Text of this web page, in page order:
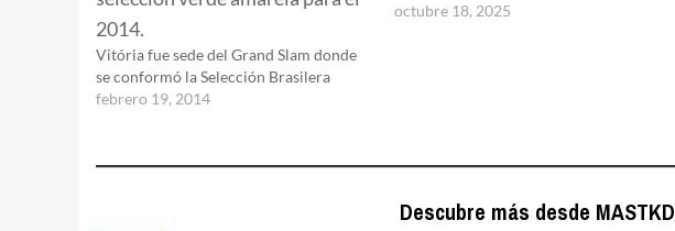
Vitória fue sede del Grand Slam donde
se conformó la Selección Brasilera
febrero 19, 2014
octubre 18, 2025
Descubre más desde MASTKD